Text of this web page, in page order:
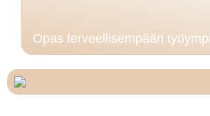
Opas terveellisempään